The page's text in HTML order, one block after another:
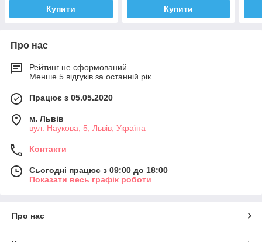
Купити Купити
Про нас
Рейтинг не сформований
Менше 5 відгуків за останній рік
Працює з 05.05.2020
м. Львів
вул. Наукова, 5, Львів, Україна
Контакти
Сьогодні працює з 09:00 до 18:00
Показати весь графік роботи
Про нас